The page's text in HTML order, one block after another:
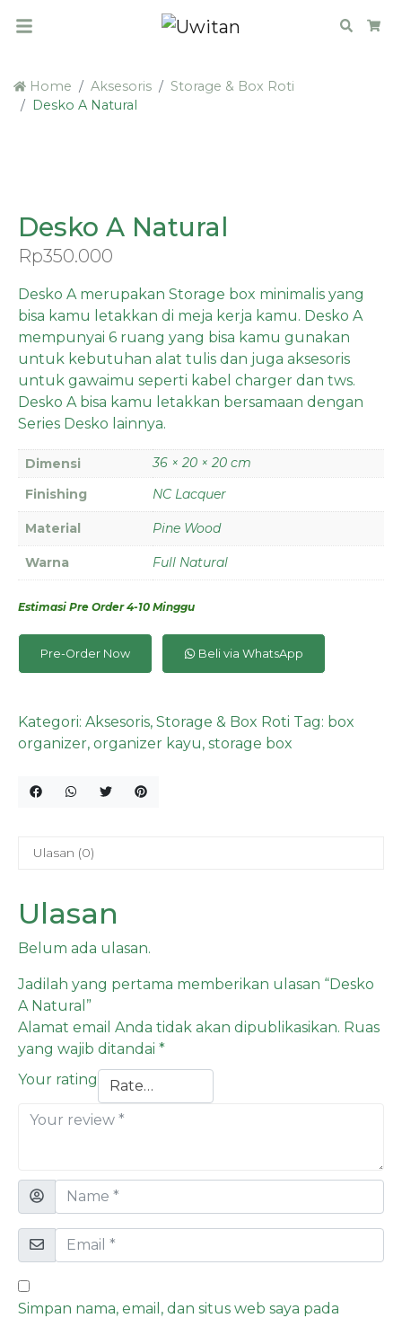
Search
Home Aksesoris
Storage & Box Roti
Desko A Natural
Desko A Natural
Rp350.000
Desko A merupakan Storage box minimalis yang
bisa kamu letakkan di meja kerja kamu. Desko A
mempunyai 6 ruang yang bisa kamu gunakan
untuk kebutuhan alat tulis dan juga aksesoris
untuk gawaimu seperti kabel charger dan tws.
Desko A bisa kamu letakkan bersamaan dengan
Series Desko lainnya.
Dimensi
36 × 20 × 20 cm
Finishing
NC Lacquer
Material Pine Wood
Warna Full Natural
Estimasi Pre Order 4-10 Minggu
Pre-Order Now Beli via WhatsApp
Kategori: Aksesoris, Storage & Box Roti Tag: box
organizer, organizer kayu, storage box
Ulasan (0)
Ulasan
Belum ada ulasan.
Jadilah yang pertama memberikan ulasan “Desko
A Natural”
Alamat email Anda tidak akan dipublikasikan. Ruas
yang wajib ditandai *
Your rating
Simpan nama, email, dan situs web saya pada